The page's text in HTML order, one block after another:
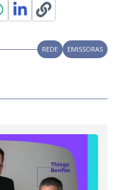
REDE EMISSORAS